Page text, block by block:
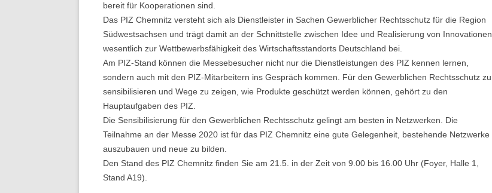
bereit für Kooperationen sind.
Das PIZ Chemnitz versteht sich als Dienstleister in Sachen Gewerblicher Rechtsschutz für die Region
Südwestsachsen und trägt damit an der Schnittstelle zwischen Idee und Realisierung von Innovationen
wesentlich zur Wettbewerbsfähigkeit des Wirtschaftsstandorts Deutschland bei.
Am PIZ-Stand können die Messebesucher nicht nur die Dienstleistungen des PIZ kennen lernen,
sondern auch mit den PIZ-Mitarbeitern ins Gespräch kommen. Für den Gewerblichen Rechtsschutz zu
sensibilisieren und Wege zu zeigen, wie Produkte geschützt werden können, gehört zu den
Hauptaufgaben des PIZ.
Die Sensibilisierung für den Gewerblichen Rechtsschutz gelingt am besten in Netzwerken. Die
Teilnahme an der Messe 2020 ist für das PIZ Chemnitz eine gute Gelegenheit, bestehende Netzwerke
auszubauen und neue zu bilden.
Den Stand des PIZ Chemnitz finden Sie am 21.5. in der Zeit von 9.00 bis 16.00 Uhr (Foyer, Halle 1,
Stand A19).